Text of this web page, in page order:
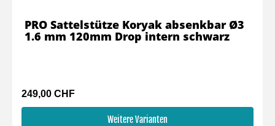
249,00 CHF
Weitere Varianten
PRO Sattelstütze Koryak absenkbar Ø3
1.6 mm 120mm Drop intern schwarz